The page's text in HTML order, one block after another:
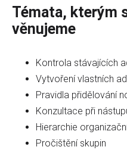
Témata, kterým
věnujeme
Kontrola stávajících
Vytvoření vlastních
Pravidla přidělování
Konzultace při
Hierarchie
Pročištění skupin